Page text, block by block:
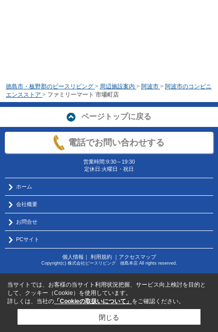
徳島市・板野郡のピースリビング > 周辺施設案内 > 阿波市 > 阿波市のコンビニ
エンスストア > ファミリーマート 市場町店
ページトップに戻る
電話でお問い合わせする
営業時間:9:30～19:30
定休日:火曜日・祝日
ホーム
会社概要
お問合せ
PCサイト
個人情報 ｜ 利用規約｜ アクセスマップ
Copyright(c) 株式会社ピースリビング 徳島本店 All rights reserved.
当サイトでは、お客様の当サイト利用状況把握、サービス向上検討を目的と
して、クッキー（Cookie）を使用しています。
詳しくは、当社の 「Cookieの取扱いについて」 をご確認ください。
閉じる